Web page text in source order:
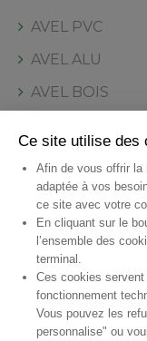
AVEL PVC
AVEL ALU
AVEL BOIS
Inspirations
AVEL Classique
AVEL Bois
AVEL Alu
Ce site utilise des
Afin de vous offrir la
adaptée à vos
ce site avec votre
En cliquant sur le
l’ensemble des
terminal.
Ces cookies
fonctionnement
Vous pouvez les
personnalise" ou